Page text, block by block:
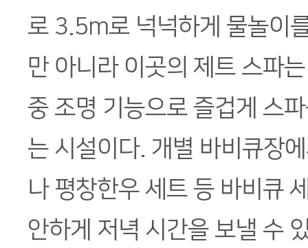
로 3.5m로 넉넉하게 물놀이
만 아니라 이곳의 제트 스파
중 조명 기능으로 즐겁게 스
는 시설이다. 개별 바비큐장
나 평창한우 세트 등 바비큐
안하게 저녁 시간을 보낼 수